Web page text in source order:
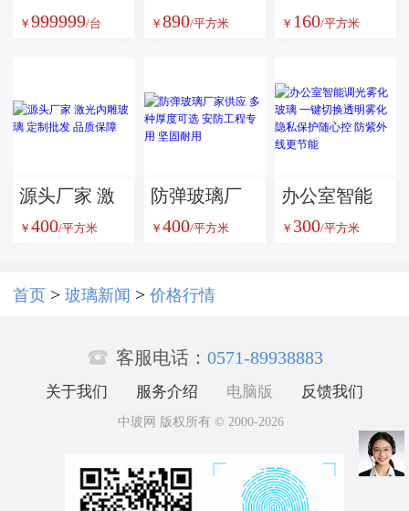
型微机控制
￥ 999999/台
家超强耐磨
玻璃
￥ 890/平方米
家供应单片
璃 甲级复合
防火玻璃 消
防通道安全
￥ 160/平方米
源头厂家 激
光内雕玻璃
质保障
￥ 400/平方米
防弹玻璃厂
家供应 多种
防工程专用
￥ 400/平方米
办公室智能
调光雾化玻
控 防紫外线
更节能
￥ 300/平方米
首页 > 玻璃新闻 > 价格行情
 客服电话： 0571-89938883
关于我们 服务介绍 电脑版 反馈我们
中玻网 版权所有 © 2000-2026